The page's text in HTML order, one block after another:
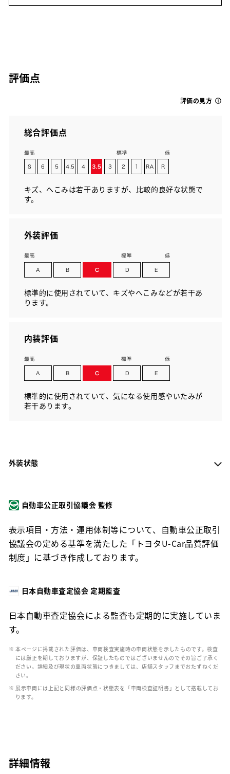
評価点
評価の見方
総合評価点
キズ、へこみは若干ありますが、比較的良好な状態で
す。
外装評価
標準的に使用されていて、キズやへこみなどが若干あ
ります。
内装評価
標準的に使用されていて、気になる使用感やいたみが
若干あります。
外装状態
自動車公正取引協議会 監修
表示項目・方法・運用体制等について、自動車公正取引
協議会の定める基準を満たした「トヨタU-Car品質評価
制度」に基づき作成しております。
日本自動車査定協会 定期監査
日本自動車査定協会による監査も定期的に実施していま
す。
※ 本ページに掲載された評価は、車両検査実施時の車両状態を示したものです。検査
には厳正を期しておりますが、保証したものではございませんのでその旨ご了承く
ださい。詳細及び現状の車両状態につきましては、店舗スタッフまでおたずねくだ
さい。
※ 展示車両には上記と同様の評価点・状態表を「車両検査証明書」として搭載してお
ります。
詳細情報